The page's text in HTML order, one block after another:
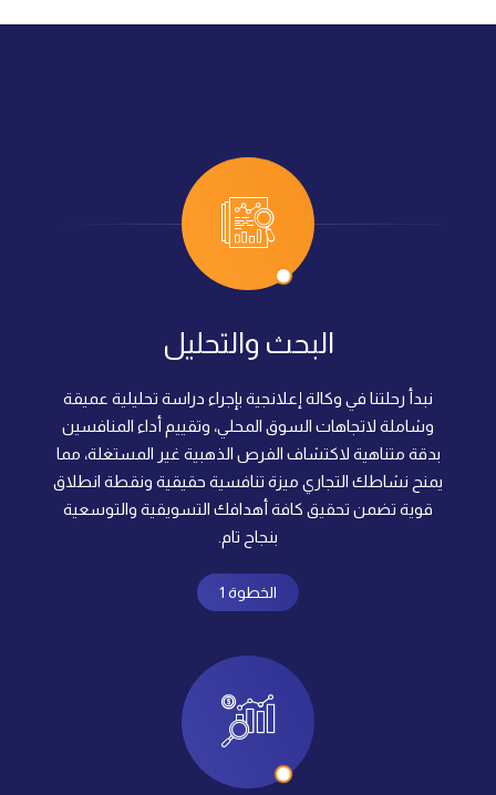
مراحل وخطوات العمل في
تعتمد وكالة إعلانجية منهجية علمية دقيقة تتكون من أربع مراحل
البحث والتحليل
نبدأ رحلتنا في وكالة إعلانجية بإجراء دراسة تحليلية عميقة
وشاملة لاتجاهات السوق المحلي، وتقييم أداء المنافسين
بدقة متناهية لاكتشاف الفرص الذهبية غير المستغلة، مما
يمنح نشاطك التجاري ميزة تنافسية حقيقية ونقطة انطلاق
قوية تضمن تحقيق كافة أهدافك التسويقية والتوسعية
بنجاح تام.
الخطوة 1